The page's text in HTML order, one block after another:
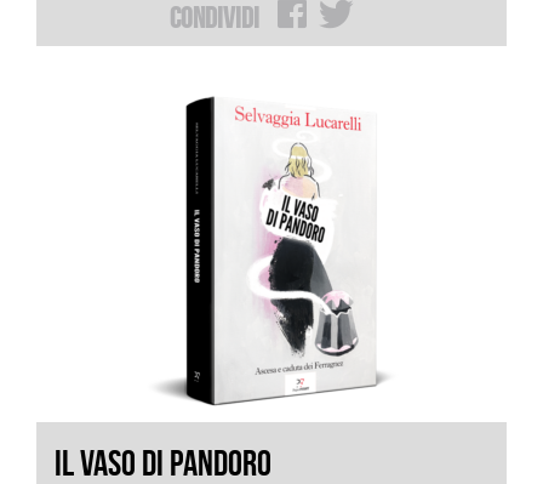
Condividi
IL VASO DI PANDORO